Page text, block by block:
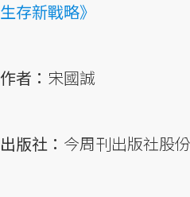
生存新戰略》
作者： 宋國誠
出版社： 今周刊出版社股